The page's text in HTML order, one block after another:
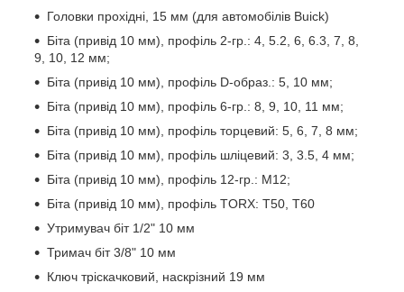
Головки прохідні, 15 мм (для автомобілів Buick)
Біта (привід 10 мм), профіль 2-гр.: 4, 5.2, 6, 6.3, 7, 8,
9, 10, 12 мм;
Біта (привід 10 мм), профіль D-образ.: 5, 10 мм;
Біта (привід 10 мм), профіль 6-гр.: 8, 9, 10, 11 мм;
Біта (привід 10 мм), профіль торцевий: 5, 6, 7, 8 мм;
Біта (привід 10 мм), профіль шліцевий: 3, 3.5, 4 мм;
Біта (привід 10 мм), профіль 12-гр.: M12;
Біта (привід 10 мм), профіль TORX: T50, T60
Утримувач біт 1/2" 10 мм
Тримач біт 3/8" 10 мм
Ключ тріскачковий, наскрізний 19 мм